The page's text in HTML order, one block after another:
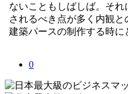
ないこともしばしば。そ
されるべき点が多く内観
建築パースの制作する時に
0